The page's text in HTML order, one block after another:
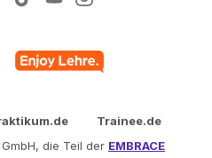
Trainee.de
die Teil der EMBRACE